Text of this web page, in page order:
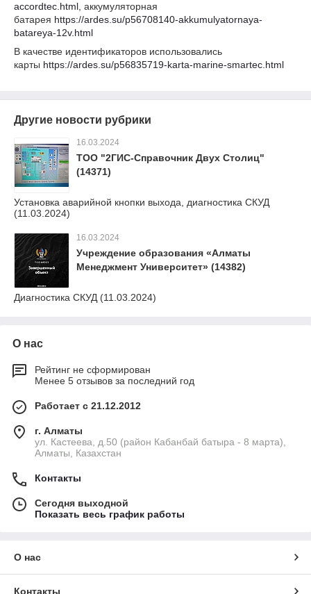
accordtec.html , аккумуляторная
батарея https://ardes.su/p56708140-akkumulyatornaya-
batareya-12v.html
В качестве идентификаторов использовались
карты https://ardes.su/p56835719-karta-marine-smartec.html
Другие новости рубрики
16.03.2024
ТОО "2ГИС-Справочник Двух Столиц"
(14371)
Установка аварийной кнопки выхода, диагностика СКУД
(11.03.2024)
16.03.2024
Учреждение образования «Алматы
Менеджмент Университет» (14382)
Диагностика СКУД (11.03.2024)
О нас
Рейтинг не сформирован
Менее 5 отзывов за последний год
Работает с 21.12.2012
г. Алматы
ул. Кастеева, д.50 (район Кабанбай батыра - 8 марта),
Алматы, Казахстан
Контакты
Сегодня выходной
Показать весь график работы
О нас
Контакты